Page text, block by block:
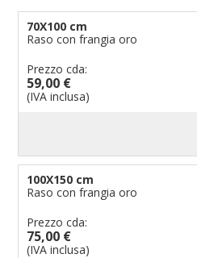
70X100 cm
Raso con frangia oro
Prezzo cda:
59,00 €
(IVA inclusa)
100X150 cm
Raso con frangia oro
Prezzo cda:
75,00 €
(IVA inclusa)